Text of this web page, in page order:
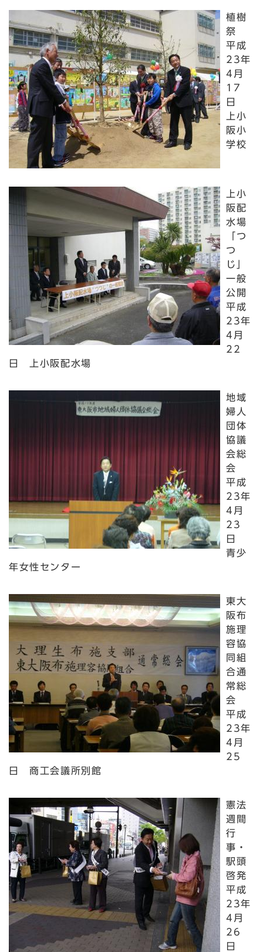
植樹
祭
平成
23年
4月
17
日
上小
阪小
学校
上小
阪配
水場
「つ
つ
じ」
一般
公開
平成
23年
4月
22
日 上小阪配水場
地域
婦人
団体
協議
会総
会
平成
23年
4月
23
日
青少
年女性センター
東大
阪布
施理
容協
同組
合通
常総
会
平成
23年
4月
25
日 商工会議所別館
憲法
週間
行
事・
駅頭
啓発
平成
23年
4月
26
日